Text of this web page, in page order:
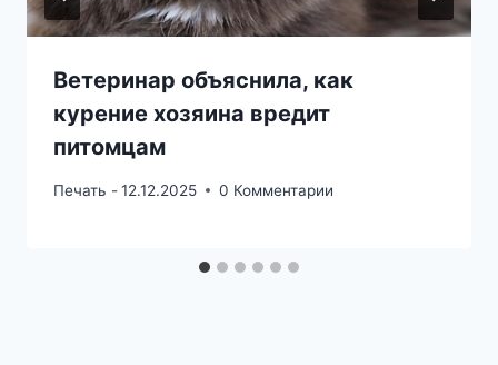
Ветеринар объяснила, как
курение хозяина вредит
питомцам
Печать -12.12.2025 0 Комментарии